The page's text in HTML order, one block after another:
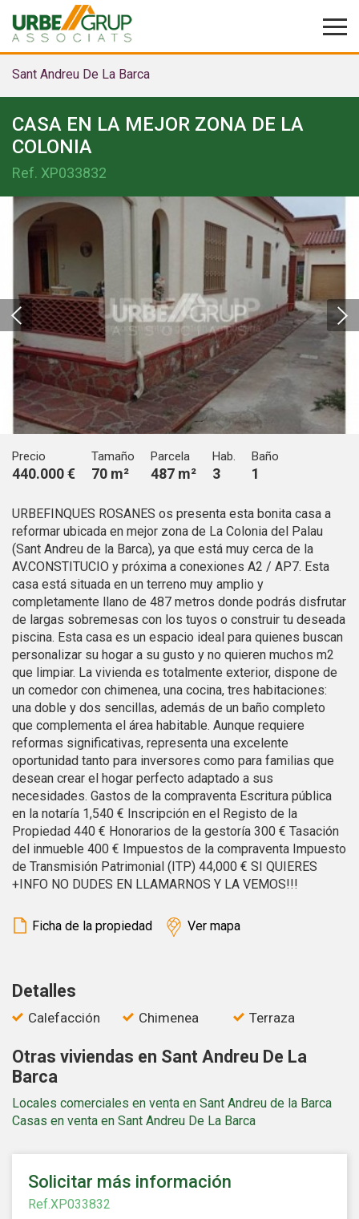
Sant Andreu De La Barca
CASA EN LA MEJOR ZONA DE LA
COLONIA
Ref. XP033832
Precio
440.000 €
Tamaño
70 m²
Parcela
487 m²
Hab.
3
Baño
1
URBEFINQUES ROSANES os presenta esta bonita casa a
reformar ubicada en mejor zona de La Colonia del Palau
(Sant Andreu de la Barca), ya que está muy cerca de la
AV.CONSTITUCIO y próxima a conexiones A2 / AP7. Esta
casa está situada en un terreno muy amplio y
completamente llano de 487 metros donde podrás disfrutar
de largas sobremesas con los tuyos o construir tu deseada
piscina. Esta casa es un espacio ideal para quienes buscan
personalizar su hogar a su gusto y no quieren muchos m2
que limpiar. La vivienda es totalmente exterior, dispone de
un comedor con chimenea, una cocina, tres habitaciones:
una doble y dos sencillas, además de un baño completo
que complementa el área habitable. Aunque requiere
reformas significativas, representa una excelente
oportunidad tanto para inversores como para familias que
desean crear el hogar perfecto adaptado a sus
necesidades. Gastos de la compraventa Escritura pública
en la notaría 1,540 € Inscripción en el Registo de la
Propiedad 440 € Honorarios de la gestoría 300 € Tasación
del inmueble 400 € Impuestos de la compraventa Impuesto
de Transmisión Patrimonial (ITP) 44,000 € SI QUIERES
+INFO NO DUDES EN LLAMARNOS Y LA VEMOS!!!
Ficha de la propiedad Ver mapa
Detalles
Calefacción Chimenea Terraza
Otras viviendas en Sant Andreu De La
Barca
Locales comerciales en venta en Sant Andreu de la Barca
Casas en venta en Sant Andreu De La Barca
Solicitar más información
Ref.XP033832
Modificar cookies
Técnicas y funcionales
Siempre activas
Este sitio web utiliza Cookies propias para recopilar
información con la finalidad de mejorar nuestros servicios.
Si continua navegando, supone la aceptación de la
instalación de las mismas. El usuario tiene la posibilidad
de configurar su navegador pudiendo, si así lo desea,
impedir que sean instaladas en su disco duro, aunque
deberá tener en cuenta que dicha acción podrá ocasionar
Analíticas y personalización
Permiten realizar el seguimiento y análisis del
comportamiento de los usuarios de este sitio web. La
información recogida mediante este tipo de cookies se
utiliza en la medición de la actividad de la web para la
elaboración de perfiles de navegación de los usuarios con
el fin de introducir mejoras en función del análisis de los
datos de uso que hacen los usuarios del servicio. Permiten
guardar la información de preferencia del usuario para
mejorar la calidad de nuestros servicios y para ofrecer una
mejor experiencia a través de productos recomendados.
Marketing y publicidad
Estas cookies son utilizadas para almacenar información
sobre las preferencias y elecciones personales del usuario
a través de la observación continuada de sus hábitos de
navegación. Gracias a ellas, podemos conocer los hábitos
de navegación en el sitio web y mostrar publicidad
relacionada con el perfil de navegación del usuario.